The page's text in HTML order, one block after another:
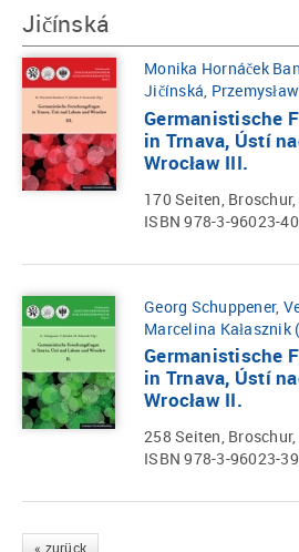
Jičínská
Monika Hornáček
Jičínská,
Germanistische
in Trnava, Ústí
Wrocław III.
170 Seiten,
ISBN 978-3-96023-
Georg Schuppener,
Marcelina Kałasznik
Germanistische
in Trnava, Ústí
Wrocław II.
258 Seiten, Broschur,
ISBN 978-3-96023-
« zurück